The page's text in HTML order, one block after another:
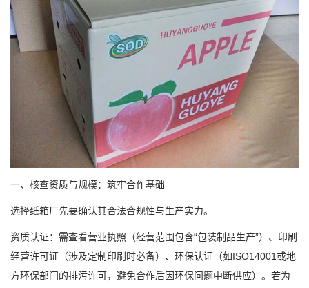
一、核查资质与规模：筑牢合作基础
选择纸箱厂先要确认其合法合规性与生产实力。
资质认证：需查看营业执照（经营范围包含“包装制品生产”）、印刷
经营许可证（涉及定制印刷时必备）、环保认证（如ISO14001或地
方环保部门的排污许可，避免合作后因环保问题中断供应）。若为